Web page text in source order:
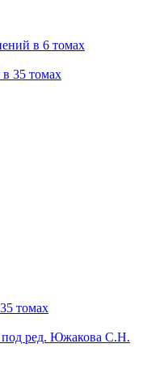
в 6 томах
томах